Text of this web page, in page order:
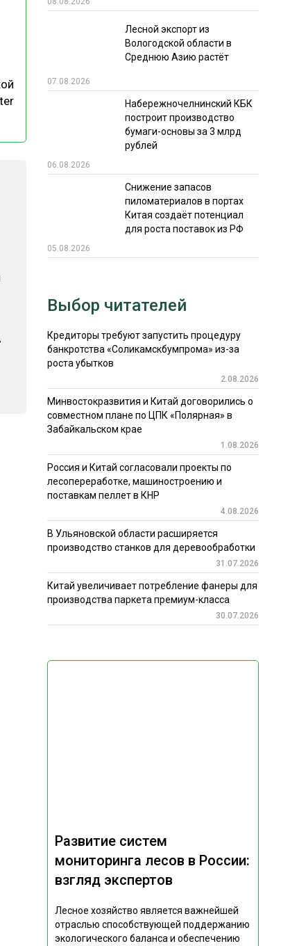
ИТОГИ МЕРОПРИЯТИЙ
Лесной экспорт из
Вологодской области в
Среднюю Азию растёт
07.08.2026
Набережночелнинский КБК
построит производство
бумаги-основы за 3 млрд
рублей
06.08.2026
Снижение запасов
пиломатериалов в портах
Китая создаёт потенциал
для роста поставок из РФ
05.08.2026
Развитие систем
мониторинга лесов в России:
взгляд экспертов
Лесное хозяйство является важнейшей
отраслью способствующей поддержанию
экологического баланса и обеспечению
Выбор читателей
Кредиторы требуют запустить процедуру
банкротства «Соликамскбумпрома» из-за
роста убытков
2.08.2026
Минвостокразвития и Китай договорились о
совместном плане по ЦПК «Полярная» в
Забайкальском крае
1.08.2026
Россия и Китай согласовали проекты по
лесопереработке, машиностроению и
поставкам пеллет в КНР
4.08.2026
В Ульяновской области расширяется
производство станков для деревообработки
31.07.2026
Китай увеличивает потребление фанеры для
производства паркета премиум-класса
30.07.2026